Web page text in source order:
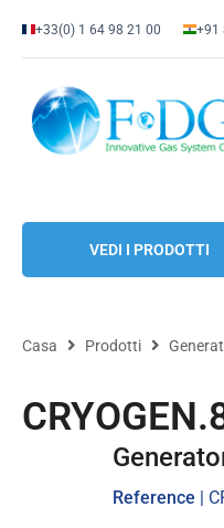
+33(0) 1 64 98 21 00 +91
VEDI I PRODOTTI
Casa Prodotti
Reference |